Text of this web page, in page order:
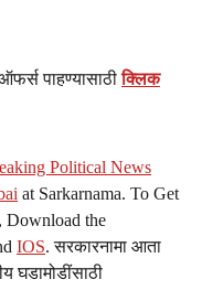
पाहण्यासाठीक्लिक
Political News
at Sarkarnama. To Get
Download the
IOS. सरकारनामा आता
घडामोडींसाठी